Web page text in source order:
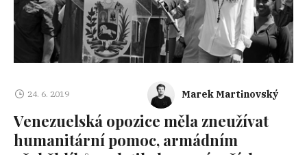
24. 6. 2019 Marek Martinovský
Venezuelská opozice měla zneužívat
humanitární pomoc, armádním